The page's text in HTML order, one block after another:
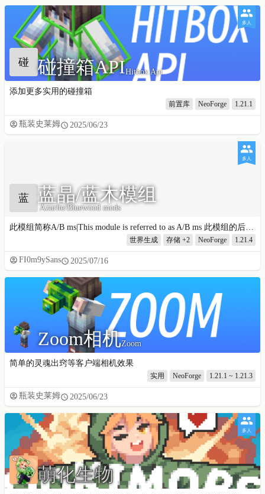
多人
碰 碰撞箱APIHitbox Api
添加更多实用的碰撞箱
前置库 NeoForge 1.21.1
瓶装史莱姆 2025/06/23
多人
蓝 蓝晶/蓝木模组
Azurite/Bluewood mods
此模组简称A/B ms|This module is referred to as A/B ms 此模组的后续版本将变为此模组的附属模组！ Subsequent versions of this mo
世界生成 存储 +2 NeoForge 1.21.4
FI0m9ySans 2025/07/16
Zoom相机Zoom
简单的灵魂出窍等客户端相机效果
实用 NeoForge 1.21.1 ~ 1.21.3
瓶装史莱姆 2025/06/23
多人
萌化生物